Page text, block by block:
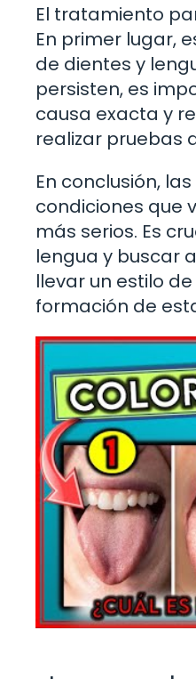
El tratamiento
En primer lugar,
de dientes y
persisten, es
causa exacta y
realizar pruebas
En conclusión,
condiciones que
más serios. Es
lengua y buscar
llevar un estilo
formación de